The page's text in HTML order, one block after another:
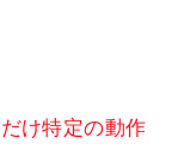
け特定の動作